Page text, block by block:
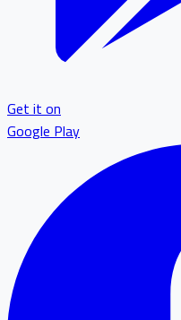
Get it on
Google Play